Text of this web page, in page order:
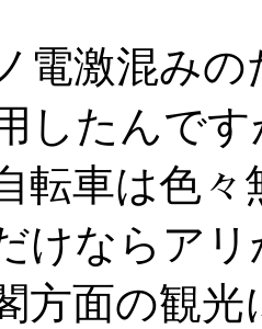
電激混み
したんです
転車は色々
けならア
方面の観